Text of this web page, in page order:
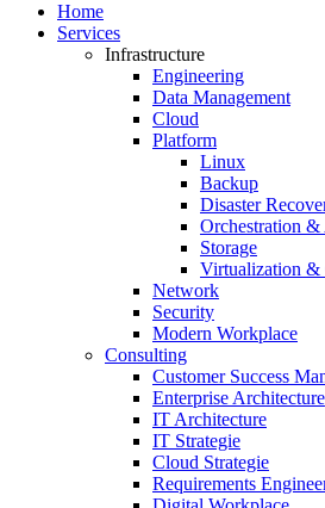
Home
Services
Infrastructure
Engineering
Data Management
Cloud
Platform
Linux
Backup
Disaster
Orchestration
Storage
Virtualization &
Network
Security
Modern Workplace
Consulting
Customer Success
Enterprise Architecture
IT Architecture
IT Strategie
Cloud Strategie
Requirements